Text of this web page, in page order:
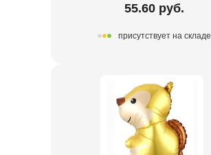
55.60 руб.
присутствует на складе